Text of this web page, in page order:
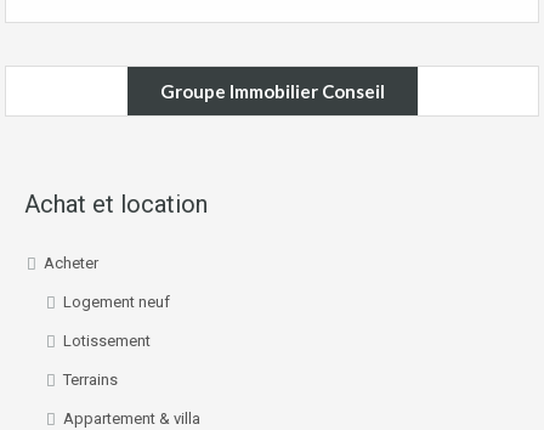
Groupe Immobilier Conseil
Achat et location
Acheter
Logement neuf
Lotissement
Terrains
Appartement & villa